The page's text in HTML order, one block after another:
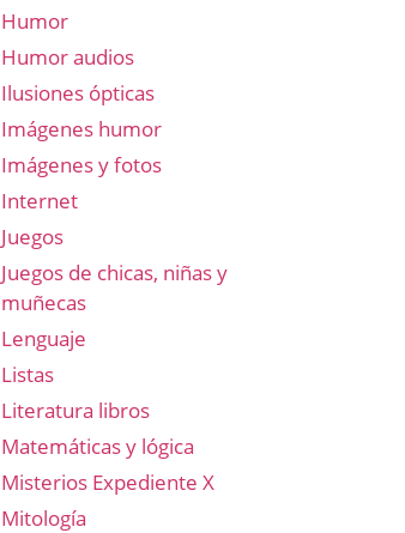
Humor
Humor audios
Ilusiones ópticas
Imágenes humor
Imágenes y fotos
Internet
Juegos
Juegos de chicas, niñas y
muñecas
Lenguaje
Listas
Literatura libros
Matemáticas y lógica
Misterios Expediente X
Mitología